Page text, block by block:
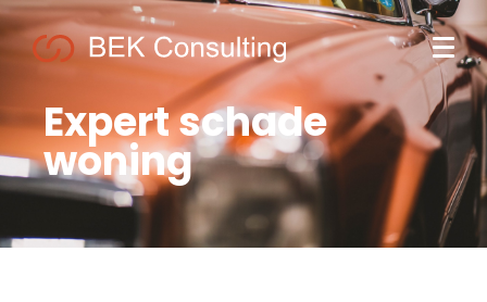
Expert schade
woning